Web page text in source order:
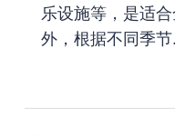
乐设施等，是适
外，根据不同季